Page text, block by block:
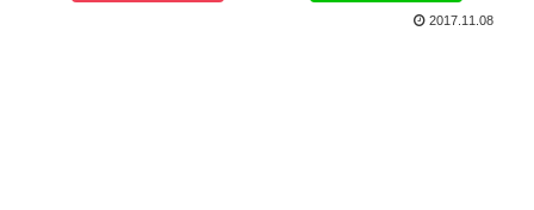
2017.11.08